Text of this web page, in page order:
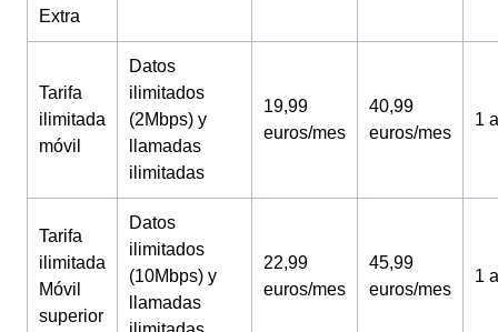
Extra
Tarifa
ilimitada
móvil
Datos
ilimitados
(2Mbps) y
llamadas
ilimitadas
19,99
euros/mes
40,99
euros/mes
1
Tarifa
ilimitada
Móvil
superior
Datos
ilimitados
(10Mbps) y
llamadas
22,99
euros/mes
45,99
euros/mes
1